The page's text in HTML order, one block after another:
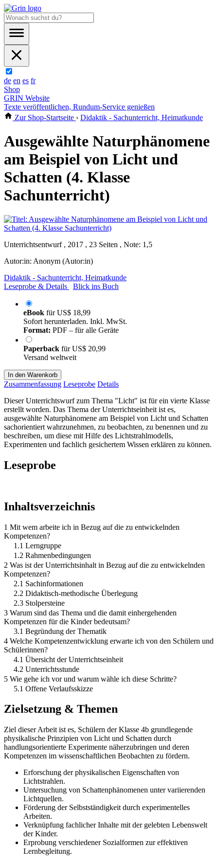
de en es fr
Shop
GRIN Website
Texte veröffentlichen, Rundum-Service genießen
Zur Shop-Startseite › Didaktik - Sachunterricht, Heimatkunde
Ausgewählte Naturphänomene
am Beispiel von Licht und
Schatten (4. Klasse
Sachunterricht)
Unterrichtsentwurf , 2017 , 23 Seiten , Note: 1,5
Autor:in: Anonym (Autor:in)
Didaktik - Sachunterricht, Heimatkunde
Leseprobe & Details
Blick ins Buch
eBook fürUS$ 18,99
Sofort herunterladen. Inkl. MwSt.
Format: PDF – für alle Geräte
Paperback fürUS$ 20,99
Versand weltweit
In den Warenkorb
Zusammenfassung Leseprobe Details
Dieser Unterrichtswurf zum Thema "Licht" ist für ein vierte Klasse
erstellt worden. Das Thema der Unterrichtseinheit ist es,
ausgewählte Naturphänomene am Beispiel von Licht und Schatten
sachorientiert wahrzunehmen, zu beobachten, zu benennen und zu
beschreiben, um diese mit Hilfe des Lichtstrahlmodells,
Experimenten und fachlich gesichertem Wissen erklären zu können.
Leseprobe
Inhaltsverzeichnis
1 Mit wem arbeite ich in Bezug auf die zu entwickelnden
Kompetenzen?
1.1 Lerngruppe
1.2 Rahmenbedingungen
2 Was ist der Unterrichtsinhalt in Bezug auf die zu entwickelnden
Kompetenzen?
2.1 Sachinformationen
2.2 Didaktisch-methodische Überlegung
2.3 Stolpersteine
3 Warum sind das Thema und die damit einhergehenden
Kompetenzen für die Kinder bedeutsam?
3.1 Begründung der Thematik
4 Welche Kompetenzentwicklung erwarte ich von den Schülern und
Schülerinnen?
4.1 Übersicht der Unterrichtseinheit
4.2 Unterrichtsstunde
5 Wie gehe ich vor und warum wähle ich diese Schritte?
5.1 Offene Verlaufsskizze
Zielsetzung & Themen
Ziel dieser Arbeit ist es, Schülern der Klasse 4b grundlegende
physikalische Prinzipien von Licht und Schatten durch
handlungsorientierte Experimente näherzubringen und deren
Kompetenzen im wissenschaftlichen Beobachten zu fördern.
Erforschung der physikalischen Eigenschaften von
Lichtstrahlen.
Untersuchung von Schattenphänomenen unter variierenden
Lichtquellen.
Förderung der Selbstständigkeit durch experimentelles
Arbeiten.
Verknüpfung fachlicher Inhalte mit der gelebten Lebenswelt
der Kinder.
Erprobung verschiedener Sozialformen zur effektiven
Lernbegleitung.